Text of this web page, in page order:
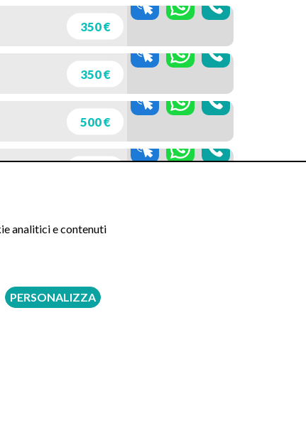
analitici e contenuti
PERSONALIZZA
350 €
350 €
500 €
istologico
sarà cura e responsabilità del medico
svolge la sola attività di assistenza alla